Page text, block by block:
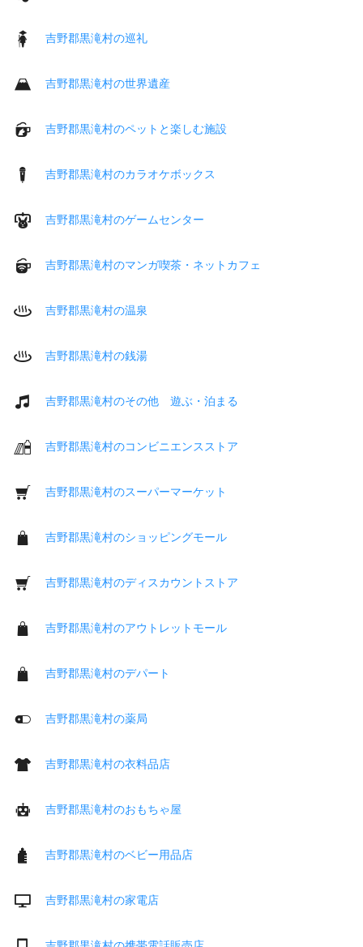
吉野郡黒滝村の巡礼
吉野郡黒滝村の世界遺産
吉野郡黒滝村のペットと楽しむ施設
吉野郡黒滝村のカラオケボックス
吉野郡黒滝村のゲームセンター
吉野郡黒滝村のマンガ喫茶・ネットカフェ
吉野郡黒滝村の温泉
吉野郡黒滝村の銭湯
吉野郡黒滝村のその他 遊ぶ・泊まる
吉野郡黒滝村のコンビニエンスストア
吉野郡黒滝村のスーパーマーケット
吉野郡黒滝村のショッピングモール
吉野郡黒滝村のディスカウントストア
吉野郡黒滝村のアウトレットモール
吉野郡黒滝村のデパート
吉野郡黒滝村の薬局
吉野郡黒滝村の衣料品店
吉野郡黒滝村のおもちゃ屋
吉野郡黒滝村のベビー用品店
吉野郡黒滝村の家電店